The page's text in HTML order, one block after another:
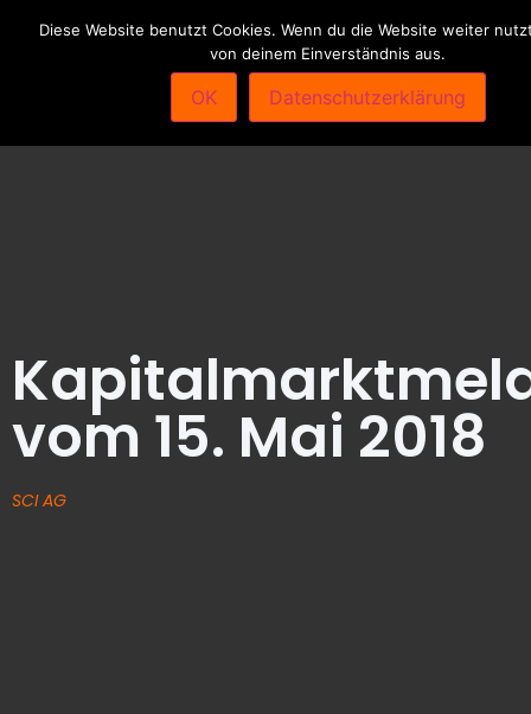
vom 15. Mai 2018
SCI AG
Diese Website benutzt Cookies. Wenn du die Website weiter
von deinem Einverständnis aus.
OK Datenschutzerklärung